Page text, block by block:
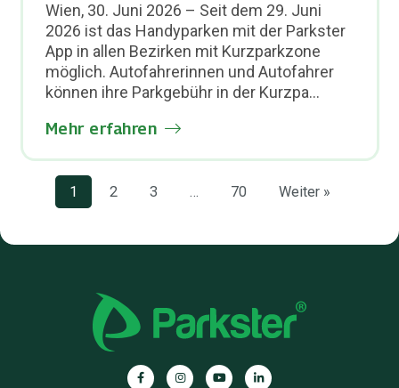
Wien, 30. Juni 2026 – Seit dem 29. Juni
2026 ist das Handyparken mit der Parkster
App in allen Bezirken mit Kurzparkzone
möglich. Autofahrerinnen und Autofahrer
können ihre Parkgebühr in der Kurzpa...
Mehr erfahren
1 2 3 … 70 Weiter »